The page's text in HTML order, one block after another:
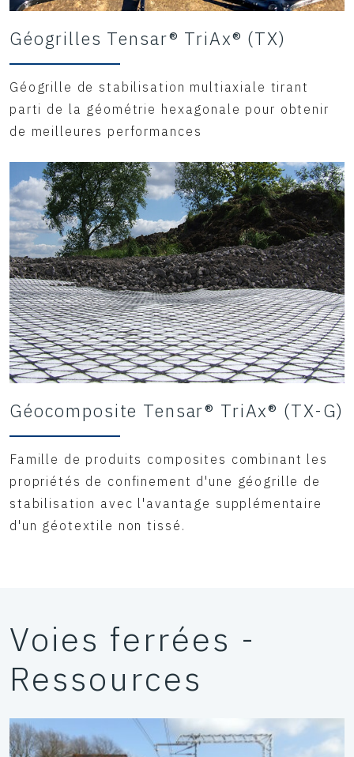
Géogrilles Tensar® TriAx® (TX)
Géogrille de stabilisation multiaxiale tirant
parti de la géométrie hexagonale pour obtenir
de meilleures performances
Géocomposite Tensar® TriAx® (TX-G)
Famille de produits composites combinant les
propriétés de confinement d'une géogrille de
stabilisation avec l'avantage supplémentaire
d'un géotextile non tissé.
Voies ferrées -
Ressources